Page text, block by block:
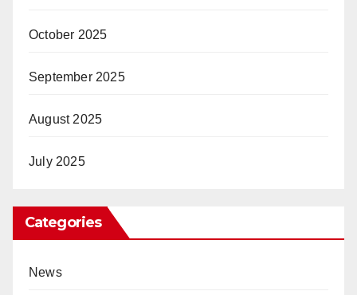
October 2025
September 2025
August 2025
July 2025
Categories
News